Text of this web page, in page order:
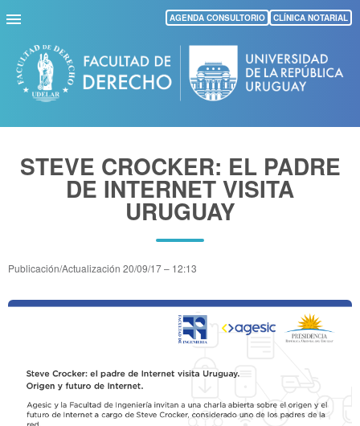
Pasar
al
contenido
principal
AGENDA CONSULTORIO CLÍNICA NOTARIAL
STEVE CROCKER: EL PADRE
DE INTERNET VISITA
URUGUAY
Publicación/Actualización 20/09/17 – 12:13